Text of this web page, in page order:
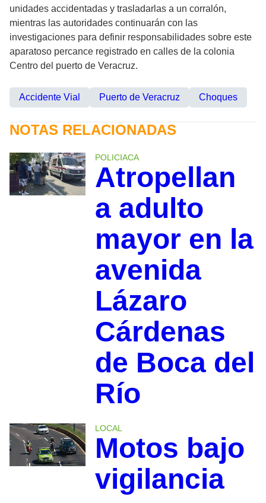
unidades accidentadas y trasladarlas a un corralón,
mientras las autoridades continuarán con las
investigaciones para definir responsabilidades sobre este
aparatoso percance registrado en calles de la colonia
Centro del puerto de Veracruz.
Accidente Vial Puerto de Veracruz Choques
NOTAS RELACIONADAS
POLICIACA
Atropellan
a adulto
mayor en la
avenida
Lázaro
Cárdenas
de Boca del
Río
LOCAL
Motos bajo
vigilancia